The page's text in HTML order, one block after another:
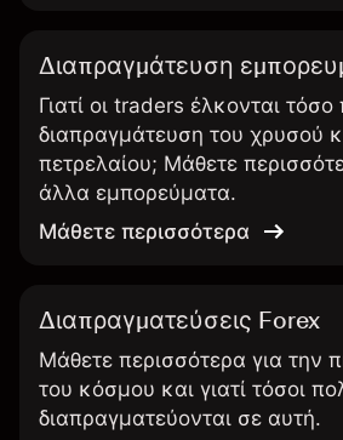
Διαπραγμάτευση
Γιατί οι traders έλκονται
διαπραγμάτευση του χρυσού
πετρελαίου; Μάθετε
άλλα εμπορεύματα.
Μάθετε περισσότερα
Διαπραγματεύσεις Forex
Μάθετε περισσότερα για την
του κόσμου και γιατί τόσοι
διαπραγματεύονται σε αυτή.